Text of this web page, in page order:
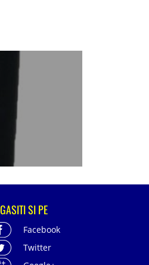
SI PE
Facebook
Twitter